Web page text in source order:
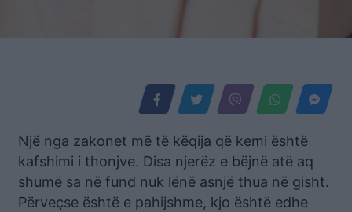
Një nga zakonet më të këqija që kemi është
kafshimi i thonjve. Disa njerëz e bëjnë atë aq
shumë sa në fund nuk lënë asnjë thua në gisht.
Përveçse është e pahijshme, kjo është edhe